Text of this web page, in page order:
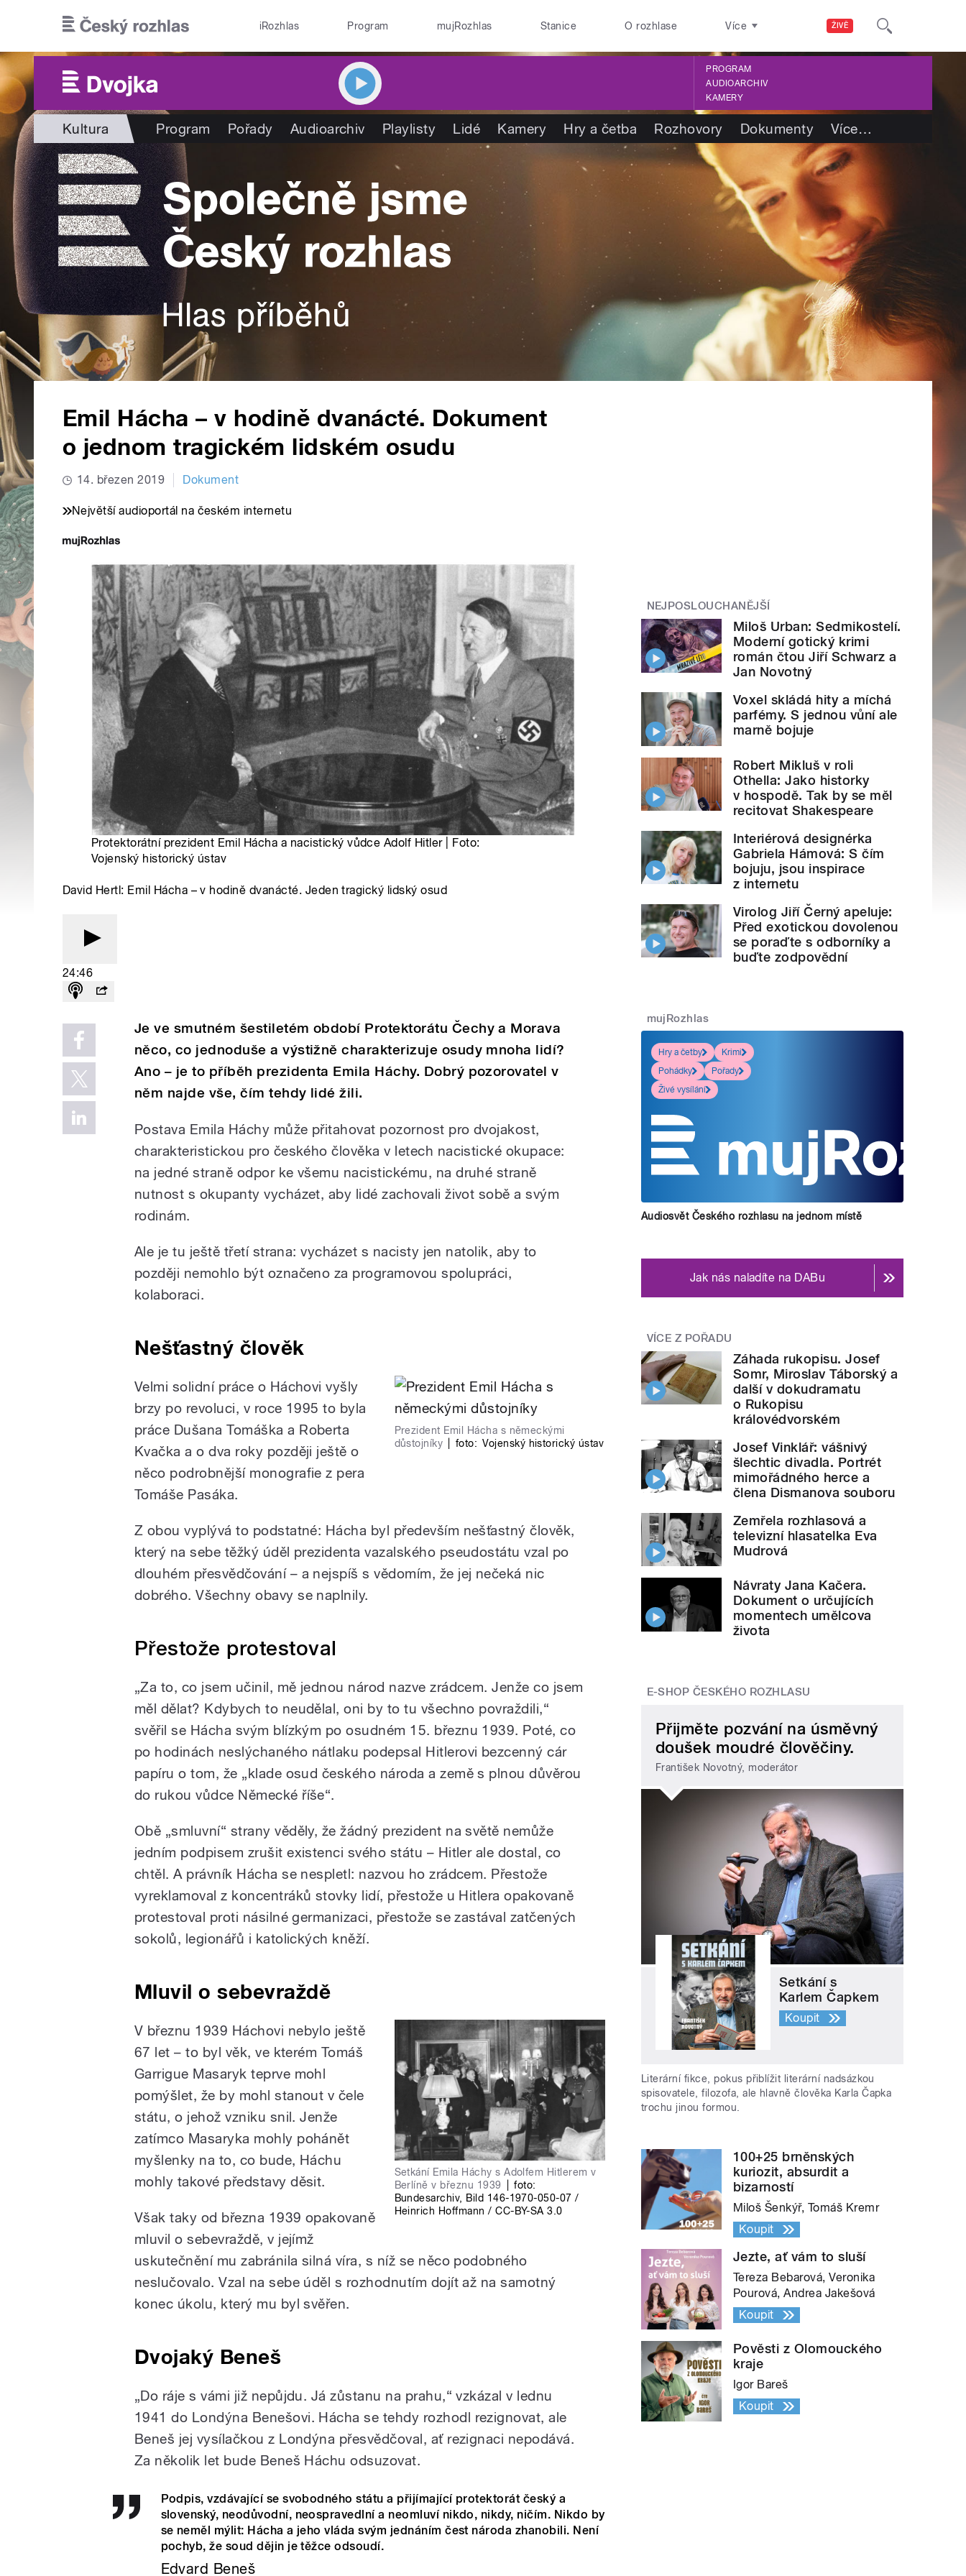
ŽIVĚ
iRozhlas Program mujRozhlas Stanice O rozhlase Více
PROGRAM
AUDIOARCHIV
KAMERY
Kultura Program Pořady Audioarchiv Playlisty Lidé Kamery Hry a četba Rozhovory Dokumenty Více…
Emil Hácha – v hodině dvanácté. Dokument
o jednom tragickém lidském osudu
14. březen 2019 Dokument
Největší audioportál na českém internetu
Protektorátní prezident Emil Hácha a nacistický vůdce Adolf Hitler | Foto:
Vojenský historický ústav
David Hertl: Emil Hácha – v hodině dvanácté. Jeden tragický lidský osud
24:46
Je ve smutném šestiletém období Protektorátu Čechy a Morava
něco, co jednoduše a výstižně charakterizuje osudy mnoha lidí?
Ano – je to příběh prezidenta Emila Háchy. Dobrý pozorovatel v
něm najde vše, čím tehdy lidé žili.
Postava Emila Háchy může přitahovat pozornost pro dvojakost,
charakteristickou pro českého člověka v letech nacistické okupace:
na jedné straně odpor ke všemu nacistickému, na druhé straně
nutnost s okupanty vycházet, aby lidé zachovali život sobě a svým
rodinám.
Ale je tu ještě třetí strana: vycházet s nacisty jen natolik, aby to
později nemohlo být označeno za programovou spolupráci,
kolaboraci.
Nešťastný člověk
Prezident Emil Hácha s německými
důstojníky
foto: Vojenský historický ústav
Velmi solidní práce o Háchovi vyšly
brzy po revoluci, v roce 1995 to byla
práce Dušana Tomáška a Roberta
Kvačka a o dva roky později ještě o
něco podrobnější monografie z pera
Tomáše Pasáka.
Z obou vyplývá to podstatné: Hácha byl především nešťastný člověk,
který na sebe těžký úděl prezidenta vazalského pseudostátu vzal po
dlouhém přesvědčování – a nejspíš s vědomím, že jej nečeká nic
dobrého. Všechny obavy se naplnily.
Přestože protestoval
„Za to, co jsem učinil, mě jednou národ nazve zrádcem. Jenže co jsem
měl dělat? Kdybych to neudělal, oni by to tu všechno povraždili,“
svěřil se Hácha svým blízkým po osudném 15. březnu 1939. Poté, co
po hodinách neslýchaného nátlaku podepsal Hitlerovi bezcenný cár
papíru o tom, že „klade osud českého národa a země s plnou důvěrou
do rukou vůdce Německé říše“.
Obě „smluvní“ strany věděly, že žádný prezident na světě nemůže
jedním podpisem zrušit existenci svého státu – Hitler ale dostal, co
chtěl. A právník Hácha se nespletl: nazvou ho zrádcem. Přestože
vyreklamoval z koncentráků stovky lidí, přestože u Hitlera opakovaně
protestoval proti násilné germanizaci, přestože se zastával zatčených
sokolů, legionářů i katolických kněží.
Mluvil o sebevraždě
Setkání Emila Háchy s Adolfem Hitlerem v
Berlíně v březnu 1939
foto:
Bundesarchiv, Bild 146-1970-050-07 /
Heinrich Hoffmann / CC-BY-SA 3.0
V březnu 1939 Háchovi nebylo ještě
67 let – to byl věk, ve kterém Tomáš
Garrigue Masaryk teprve mohl
pomýšlet, že by mohl stanout v čele
státu, o jehož vzniku snil. Jenže
zatímco Masaryka mohly pohánět
myšlenky na to, co bude, Háchu
mohly takové představy děsit.
Však taky od března 1939 opakovaně
mluvil o sebevraždě, v jejímž
uskutečnění mu zabránila silná víra, s níž se něco podobného
neslučovalo. Vzal na sebe úděl s rozhodnutím dojít až na samotný
konec úkolu, který mu byl svěřen.
Dvojaký Beneš
„Do ráje s vámi již nepůjdu. Já zůstanu na prahu,“ vzkázal v lednu
1941 do Londýna Benešovi. Hácha se tehdy rozhodl rezignovat, ale
Beneš jej vysílačkou z Londýna přesvědčoval, ať rezignaci nepodává.
Za několik let bude Beneš Háchu odsuzovat.
Podpis, vzdávající se svobodného státu a přijímající protektorát český a
slovenský, neodůvodní, neospravedlní a neomluví nikdo, nikdy, ničím. Nikdo by
se neměl mýlit: Hácha a jeho vláda svým jednáním čest národa zhanobili. Není
pochyb, že soud dějin je těžce odsoudí.
Edvard Beneš
NEJPOSLOUCHANĚJŠÍ
Miloš Urban: Sedmikostelí.
Moderní gotický krimi
román čtou Jiří Schwarz a
Jan Novotný
Voxel skládá hity a míchá
parfémy. S jednou vůní ale
marně bojuje
Robert Mikluš v roli
Othella: Jako historky
v hospodě. Tak by se měl
recitovat Shakespeare
Interiérová designérka
Gabriela Hámová: S čím
bojuju, jsou inspirace
z internetu
Virolog Jiří Černý apeluje:
Před exotickou dovolenou
se poraďte s odborníky a
buďte zodpovědní
mujRozhlas
Hry a četby
Krimi
Pohádky
Pořady
Živé vysílání
Audiosvět Českého rozhlasu na jednom místě
Jak nás naladíte na DABu
VÍCE Z POŘADU
Záhada rukopisu. Josef
Somr, Miroslav Táborský a
další v dokudramatu
o Rukopisu
královédvorském
Josef Vinklář: vášnivý
šlechtic divadla. Portrét
mimořádného herce a
člena Dismanova souboru
Zemřela rozhlasová a
televizní hlasatelka Eva
Mudrová
Návraty Jana Kačera.
Dokument o určujících
momentech umělcova
života
E-SHOP ČESKÉHO ROZHLASU
Přijměte pozvání na úsměvný
doušek moudré člověčiny.
František Novotný, moderátor
Setkání s
Karlem Čapkem
Koupit
Literární fikce, pokus přiblížit literární nadsázkou
spisovatele, filozofa, ale hlavně člověka Karla Čapka
trochu jinou formou.
100+25 brněnských
kuriozit, absurdit a
bizarností
Miloš Šenkýř, Tomáš Kremr
Koupit
Jezte, ať vám to sluší
Tereza Bebarová, Veronika
Pourová, Andrea Jakešová
Koupit
Pověsti z Olomouckého
kraje
Igor Bareš
Koupit